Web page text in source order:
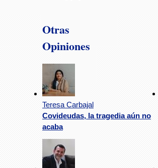
Otras
Opiniones
Teresa Carbajal
Covideudas, la tragedia aún no
acaba